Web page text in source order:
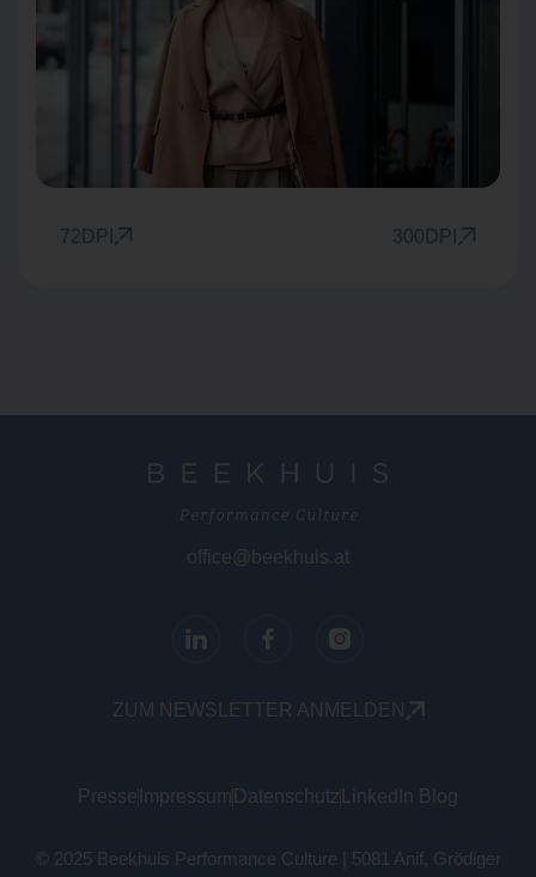
72DPI 300DPI
office@beekhuis.at
ZUM NEWSLETTER ANMELDEN
Presse Impressum Datenschutz LinkedIn Blog
© 2025 Beekhuis Performance Culture | 5081 Anif, Grödiger